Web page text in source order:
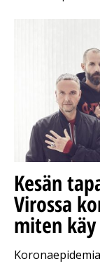
Kesän
Virossa
miten